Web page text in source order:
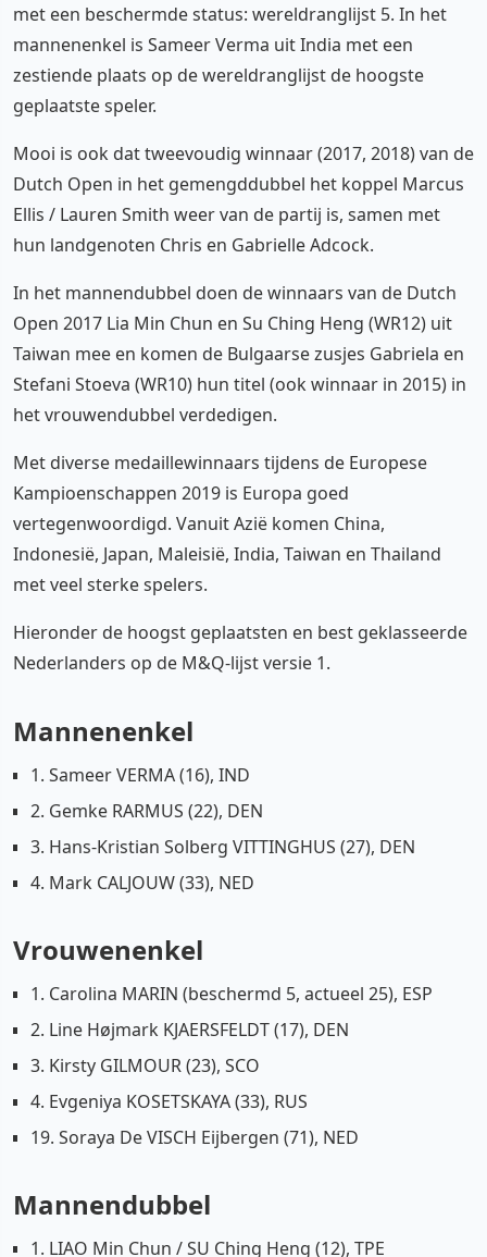
met een beschermde status: wereldranglijst 5. In het
mannenenkel is Sameer Verma uit India met een
zestiende plaats op de wereldranglijst de hoogste
geplaatste speler.
Mooi is ook dat tweevoudig winnaar (2017, 2018) van de
Dutch Open in het gemengddubbel het koppel Marcus
Ellis / Lauren Smith weer van de partij is, samen met
hun landgenoten Chris en Gabrielle Adcock.
In het mannendubbel doen de winnaars van de Dutch
Open 2017 Lia Min Chun en Su Ching Heng (WR12) uit
Taiwan mee en komen de Bulgaarse zusjes Gabriela en
Stefani Stoeva (WR10) hun titel (ook winnaar in 2015) in
het vrouwendubbel verdedigen.
Met diverse medaillewinnaars tijdens de Europese
Kampioenschappen 2019 is Europa goed
vertegenwoordigd. Vanuit Azië komen China,
Indonesië, Japan, Maleisië, India, Taiwan en Thailand
met veel sterke spelers.
Hieronder de hoogst geplaatsten en best geklasseerde
Nederlanders op de M&Q-lijst versie 1.
Mannenenkel
1. Sameer VERMA (16), IND
2. Gemke RARMUS (22), DEN
3. Hans-Kristian Solberg VITTINGHUS (27), DEN
4. Mark CALJOUW (33), NED
Vrouwenenkel
1. Carolina MARIN (beschermd 5, actueel 25), ESP
2. Line Højmark KJAERSFELDT (17), DEN
3. Kirsty GILMOUR (23), SCO
4. Evgeniya KOSETSKAYA (33), RUS
19. Soraya De VISCH Eijbergen (71), NED
Mannendubbel
1. LIAO Min Chun / SU Ching Heng (12), TPE